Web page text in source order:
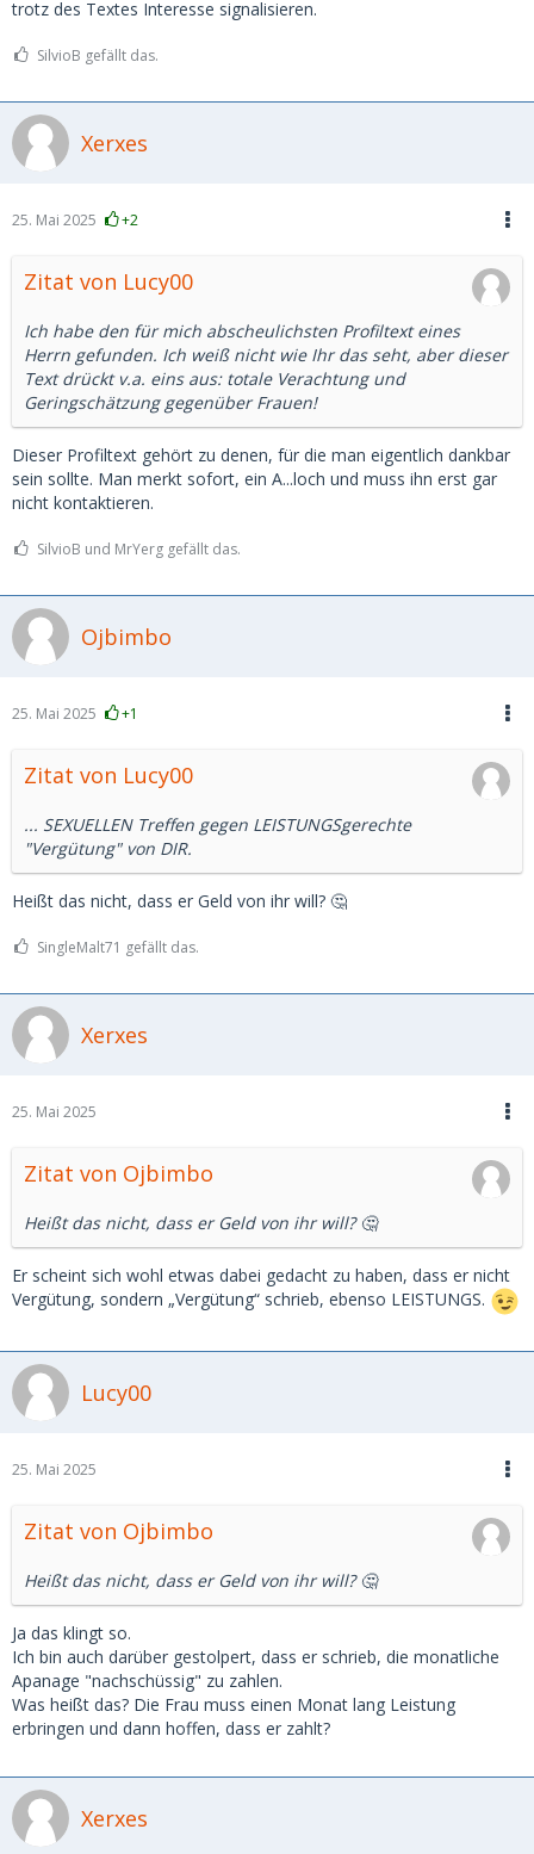
Abzocker sollten sich bitte andere Opfer suchen!
Deine Bild- und Textvorgaben in deinem Profil für mich
- Du alle meine gestellten Fragen "positiv" beantwortet hast
- Du dir die Mühe machst, auch mich vorher zu hinterfragen
- Du maximal im 50 km Radius von der PLZ 53359 wohnst.
Keine "Vorkasse" und "geschnuppert" wird auch ohne
Ich überweise dir deine Apanage monatlich, regelmäßig,
Wer das dann hier bis zum Ende gelesen hat UND mit
diesen o.g. Vorgaben einverstanden ist UND dann
immernoch echtes Interesse hat. FEEL FREE
Sende mir SECHS KÜSSE hintereinander (alle anderen bitte
weiterklicken und mich blockieren) und dann sehen wir ggf
im Chat, wo es passen kann.
Mein Vertrauen zu missbrauchen, ist ein absolutes K.O.
trotz des Textes Interesse signalisieren.
SilvioB gefällt das.
Xerxes
25. Mai 2025 +2
Zitat von Lucy00
Ich habe den für mich abscheulichsten Profiltext eines
Herrn gefunden. Ich weiß nicht wie Ihr das seht, aber dieser
Text drückt v.a. eins aus: totale Verachtung und
Geringschätzung gegenüber Frauen!
Dieser Profiltext gehört zu denen, für die man eigentlich dankbar
sein sollte. Man merkt sofort, ein A...loch und muss ihn erst gar
nicht kontaktieren.
SilvioB und MrYerg gefällt das.
Ojbimbo
25. Mai 2025 +1
Zitat von Lucy00
... SEXUELLEN Treffen gegen LEISTUNGSgerechte
"Vergütung" von DIR.
Heißt das nicht, dass er Geld von ihr will? 🤔
SingleMalt71 gefällt das.
Xerxes
25. Mai 2025
Zitat von Ojbimbo
Heißt das nicht, dass er Geld von ihr will? 🤔
Er scheint sich wohl etwas dabei gedacht zu haben, dass er nicht
Vergütung, sondern „Vergütung“ schrieb, ebenso LEISTUNGS.
Lucy00
25. Mai 2025
Zitat von Ojbimbo
Heißt das nicht, dass er Geld von ihr will? 🤔
Ja das klingt so.
Ich bin auch darüber gestolpert, dass er schrieb, die monatliche
Apanage "nachschüssig" zu zahlen.
Was heißt das? Die Frau muss einen Monat lang Leistung
erbringen und dann hoffen, dass er zahlt?
Xerxes